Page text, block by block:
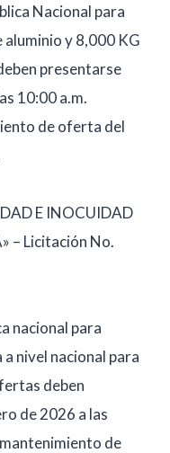
Nacional para
y 8,000 KG
presentarse
10:00 a.m.
de oferta del
E INOCUIDAD
– Licitación No.
nacional para
nivel nacional para
deben
de 2026 a las
de